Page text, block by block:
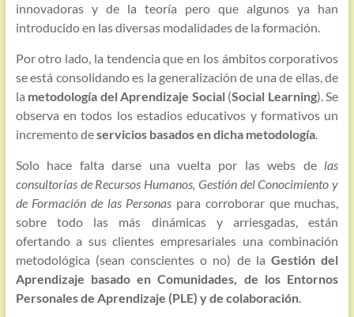
innovadoras y de la teoría pero que algunos ya han
introducido en las diversas modalidades de la formación.
Por otro lado, la tendencia que en los ámbitos corporativos
se está consolidando es la generalización de una de ellas, de
la metodología del Aprendizaje Social(Social Learning). Se
observa en todos los estadios educativos y formativos un
incremento deservicios basados en dicha metodología.
Solo hace falta darse una vuelta por las webs de las
consultorías de Recursos Humanos, Gestión del Conocimiento y
de Formación de las Personas para corroborar que muchas,
sobre todo las más dinámicas y arriesgadas, están
ofertando a sus clientes empresariales una combinación
metodológica (sean conscientes o no) de laGestión del
Aprendizaje basado en Comunidades, de los Entornos
Personales de Aprendizaje (PLE) y de colaboración.